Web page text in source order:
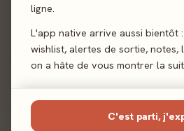
ligne.
L'app native arrive aussi bientôt
wishlist, alertes de sortie, notes,
on a hâte de vous montrer la
C'est parti,